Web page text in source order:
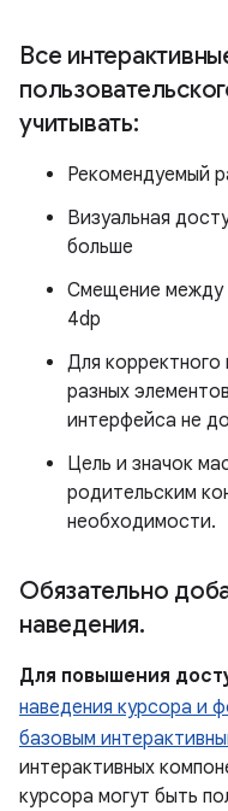
Все
учитывать:
Рекомендуемый
Визуальная
больше
Смещение между
4dp
Для корректного
разных
интерфейса не
Цель и значок
родительским
необходимости.
Обязательно
наведения.
Для повышения
наведения курсора и
базовым
интерактивных
курсора могут быть